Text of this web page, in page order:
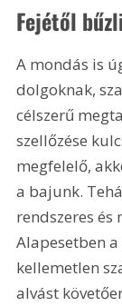
Fejétől
A mondás is
dolgoknak,
célszerű
szellőzése
megfelelő,
a bajunk.
rendszeres és
Alapesetben
kellemetlen
alvást